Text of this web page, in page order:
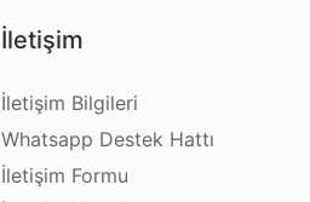
İletişim
İletişim Bilgileri
Whatsapp Destek Hattı
İletişim Formu